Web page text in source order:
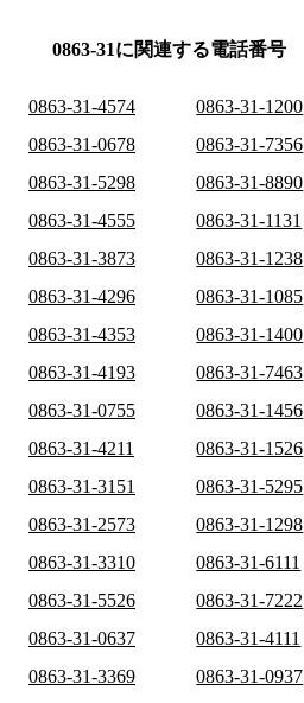
0863-31に関連する電話番号
0863-31-4574 0863-31-1200
0863-31-0678
0863-31-7356
0863-31-5298
0863-31-8890
0863-31-4555
0863-31-1131
0863-31-3873
0863-31-1238
0863-31-4296
0863-31-1085
0863-31-4353
0863-31-1400
0863-31-4193
0863-31-7463
0863-31-0755
0863-31-1456
0863-31-4211
0863-31-1526
0863-31-3151
0863-31-5295
0863-31-2573
0863-31-1298
0863-31-3310
0863-31-6111
0863-31-5526
0863-31-7222
0863-31-0637
0863-31-4111
0863-31-3369
0863-31-0937